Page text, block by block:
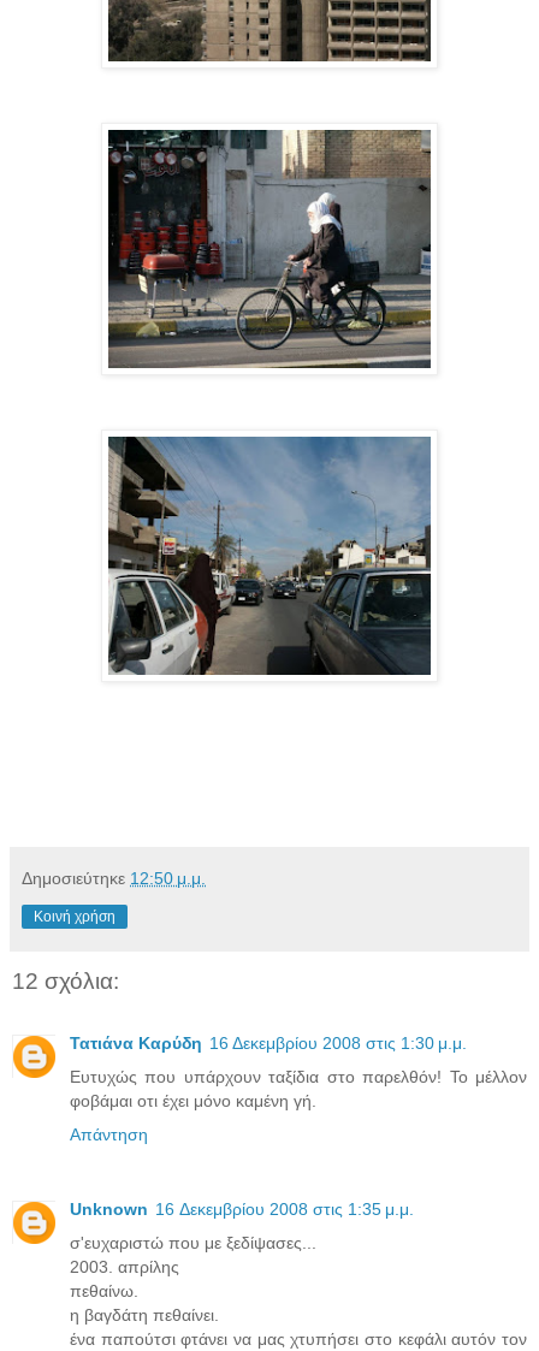
Δημοσιεύτηκε 12:50 μ.μ.
Κοινή χρήση
12 σχόλια:
Τατιάνα Καρύδη 16 Δεκεμβρίου 2008 στις 1:30 μ.μ.
Ευτυχώς που υπάρχουν ταξίδια στο παρελθόν! Το μέλλον
φοβάμαι οτι έχει μόνο καμένη γή.
Απάντηση
Unknown 16 Δεκεμβρίου 2008 στις 1:35 μ.μ.
σ'ευχαριστώ που με ξεδίψασες...
2003. απρίλης
πεθαίνω.
η βαγδάτη πεθαίνει.
ένα παπούτσι φτάνει να μας χτυπήσει στο κεφάλι αυτόν τον